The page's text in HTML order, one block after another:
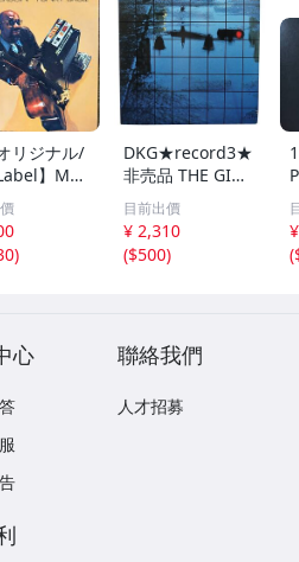
リジナル/
】Mel
- Fun
(Limelig
エレ
ク・ジャ
)
DKG★record3★
非売品 THE GINZ
A 資生堂 ザ・ギ
ンザ 記念 企画ア
ルバム 非売品レ
コード 和ジャズ
目前出價
¥ 2,310
($500)
(
心 聯絡我們
人才招募